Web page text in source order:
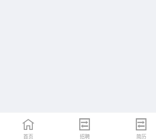
首页 招聘 简历